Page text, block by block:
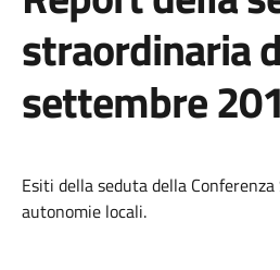
straordinaria
settembre
Esiti della seduta della
autonomie locali.